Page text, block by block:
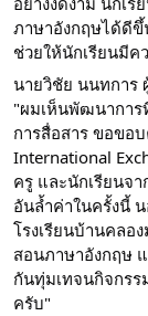
ภาษาอังกฤษได้ดี
ช่วยให้นักเรียนมีค
นายวิชัย นนทการ
"ผมเห็นพัฒนาการ
การสื่อสาร ขอขอ
International
ครู และนักเรียนจ
อันล้ำค่าในครั้งนี้
โรงเรียนบ้านคลอ
สอนภาษาอังกฤษ
กันทุ่มเทจนกิจกรร
ครับ"